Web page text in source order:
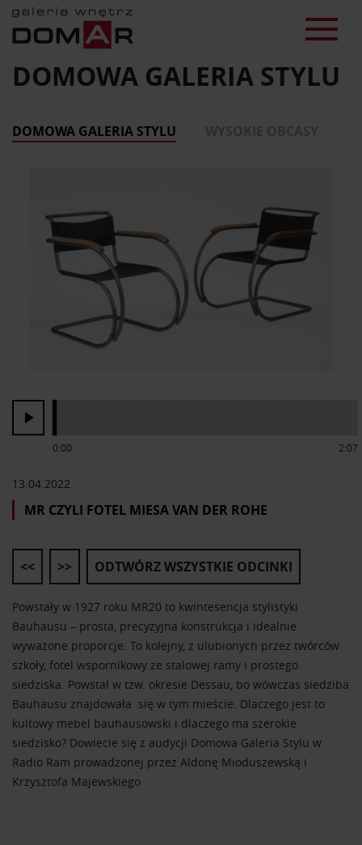
DOMOWA GALERIA STYLU
DOMOWA GALERIA STYLU
13.04.2022
MR CZYLI FOTEL MIESA VAN DER ROHE
Powstały w 1927 roku MR20 to kwintesencja stylistyki
Bauhausu – prosta, precyzyjna konstrukcja i idealnie
wyważone proporcje. To kolejny, z ulubionych przez twórców
szkoły, fotel wspornikowy ze stalowej ramy i prostego
siedziska. Powstał w tzw. okresie Dessau, bo wówczas siedziba
Bauhausu znajdowała się w tym mieście. Dlaczego jest to
kultowy mebel bauhausowski i dlaczego ma szerokie
siedzisko? Dowiecie się z audycji Domowa Galeria Stylu w
Radio Ram prowadzonej przez Aldonę Mioduszewską i
Krzysztofa Majewskiego
0:00 2:07
<< >> ODTWÓRZ WSZYSTKIE ODCINKI